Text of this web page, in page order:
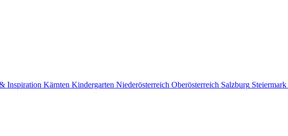
Inspiration Kärnten Kindergarten Niederösterreich Oberösterreich Salzburg Steiermark